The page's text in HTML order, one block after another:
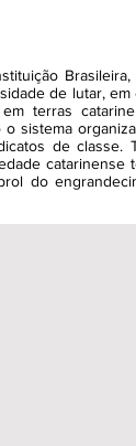
Brasileira,
de lutar, em
terras
sistema
de classe.
catarinense
do